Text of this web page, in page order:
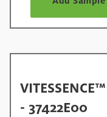
- 37422E00